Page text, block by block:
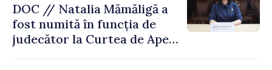
DOC // Natalia Mămăligă a
fost numită în funcția de
judecător la Curtea de Apel